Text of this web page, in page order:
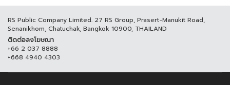
RS Public Company Limited. 27 RS Group, Prasert-Manukit Road,
Senanikhom, Chatuchak, Bangkok 10900, THAILAND
ติดต่อลงโฆษณา
+66 2 037 8888
+668 4940 4303